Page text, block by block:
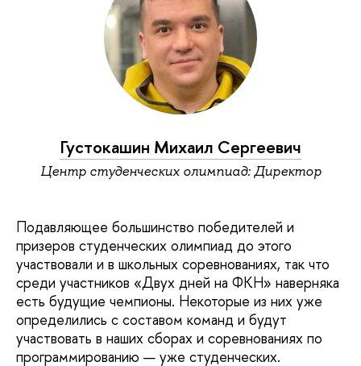
Густокашин Михаил Сергеевич
Центр студенческих олимпиад: Директор
Подавляющее большинство победителей и
призеров студенческих олимпиад до этого
участвовали и в школьных соревнованиях, так что
среди участников «Двух дней на ФКН» наверняка
есть будущие чемпионы. Некоторые из них уже
определились с составом команд и будут
участвовать в наших сборах и соревнованиях по
программированию — уже студенческих.